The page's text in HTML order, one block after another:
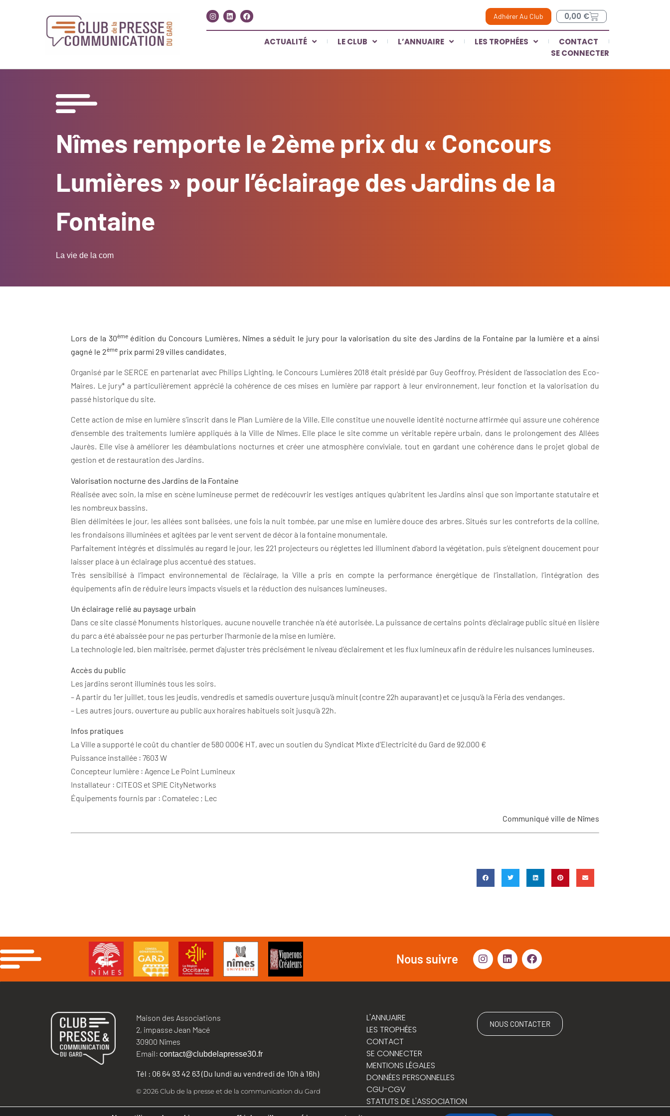
Adhérer Au Club 0,00 €
ACTUALITÉ LE CLUB L’ANNUAIRE LES TROPHÉES
CONTACT
SE CONNECTER
Nîmes remporte le 2ème prix du « Concours
Lumières » pour l’éclairage des Jardins de la
Fontaine
La vie de la com
Lors de la 30èmeédition du Concours Lumières, Nîmes a séduit le jury pour la valorisation du site des Jardins de la Fontaine par la lumière et a ainsi
gagné le 2ème prix parmi 29 villes candidates.
Organisé par le SERCE en partenariat avec Philips Lighting, le Concours Lumières 2018 était présidé par Guy Geoffroy, Président de l’association des Eco-
Maires. Le jury* a particulièrement apprécié la cohérence de ces mises en lumière par rapport à leur environnement, leur fonction et la valorisation du
passé historique du site.
Cette action de mise en lumière s’inscrit dans le Plan Lumière de la Ville. Elle constitue une nouvelle identité nocturne affirmée qui assure une cohérence
d’ensemble des traitements lumière appliqués à la Ville de Nîmes. Elle place le site comme un véritable repère urbain, dans le prolongement des Allées
Jaurès. Elle vise à améliorer les déambulations nocturnes et créer une atmosphère conviviale, tout en gardant une cohérence dans le projet global de
gestion et de restauration des Jardins.
Valorisation nocturne des Jardins de la Fontaine
Réalisée avec soin, la mise en scène lumineuse permet de redécouvrir les vestiges antiques qu’abritent les Jardins ainsi que son importante statutaire et
les nombreux bassins.
Bien délimitées le jour, les allées sont balisées, une fois la nuit tombée, par une mise en lumière douce des arbres. Situés sur les contreforts de la colline,
les frondaisons illuminées et agitées par le vent servent de décor à la fontaine monumentale.
Parfaitement intégrés et dissimulés au regard le jour, les 221 projecteurs ou réglettes led illuminent d’abord la végétation, puis s’éteignent doucement pour
laisser place à un éclairage plus accentué des statues.
Très sensibilisé à l’impact environnemental de l’éclairage, la Ville a pris en compte la performance énergétique de l’installation, l’intégration des
équipements afin de réduire leurs impacts visuels et la réduction des nuisances lumineuses.
Un éclairage relié au paysage urbain
Dans ce site classé Monuments historiques, aucune nouvelle tranchée n’a été autorisée. La puissance de certains points d’éclairage public situé en lisière
du parc a été abaissée pour ne pas perturber l’harmonie de la mise en lumière.
La technologie led, bien maitrisée, permet d’ajuster très précisément le niveau d’éclairement et les flux lumineux afin de réduire les nuisances lumineuses.
Accès du public
Les jardins seront illuminés tous les soirs.
– A partir du 1er juillet, tous les jeudis, vendredis et samedis ouverture jusqu’à minuit (contre 22h auparavant) et ce jusqu’à la Féria des vendanges.
– Les autres jours, ouverture au public aux horaires habituels soit jusqu’à 22h.
Infos pratiques
La Ville a supporté le coût du chantier de 580 000€ HT, avec un soutien du Syndicat Mixte d’Electricité du Gard de 92.000 €
Puissance installée : 7603 W
Concepteur lumière : Agence Le Point Lumineux
Installateur : CITEOS et SPIE CityNetworks
Équipements fournis par : Comatelec ; Lec
Communiqué ville de Nîmes
Nous suivre
Maison des Associations
2, impasse Jean Macé
30900 Nîmes
Email: contact@clubdelapresse30.fr
Tél : 06 64 93 42 63 (Du lundi au vendredi de 10h à 16h)
© 2026 Club de la presse et de la communication du Gard
L'ANNUAIRE
LES TROPHÉES
CONTACT
SE CONNECTER
MENTIONS LÉGALES
DONNÉES PERSONNELLES
CGU-CGV
STATUTS DE L'ASSOCIATION
NOUS CONTACTER